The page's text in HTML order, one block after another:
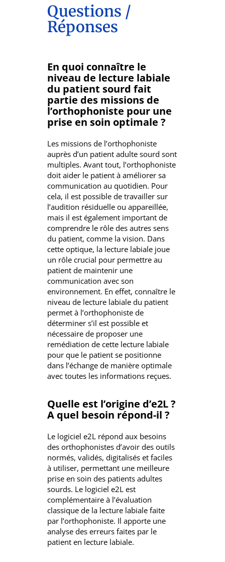
Questions /
Réponses
En quoi connaître le
niveau de lecture labiale
du patient sourd fait
partie des missions de
l’orthophoniste pour une
prise en soin optimale ?
Les missions de l’orthophoniste
auprès d’un patient adulte sourd sont
multiples. Avant tout, l’orthophoniste
doit aider le patient à améliorer sa
communication au quotidien. Pour
cela, il est possible de travailler sur
l’audition résiduelle ou appareillée,
mais il est également important de
comprendre le rôle des autres sens
du patient, comme la vision. Dans
cette optique, la lecture labiale joue
un rôle crucial pour permettre au
patient de maintenir une
communication avec son
environnement. En effet, connaître le
niveau de lecture labiale du patient
permet à l’orthophoniste de
déterminer s’il est possible et
nécessaire de proposer une
remédiation de cette lecture labiale
pour que le patient se positionne
dans l’échange de manière optimale
avec toutes les informations reçues.
Quelle est l’origine d’e2L ?
A quel besoin répond-il ?
Le logiciel e2L répond aux besoins
des orthophonistes d’avoir des outils
normés, validés, digitalisés et faciles
à utiliser, permettant une meilleure
prise en soin des patients adultes
sourds. Le logiciel e2L est
complémentaire à l’évaluation
classique de la lecture labiale faite
par l’orthophoniste. Il apporte une
analyse des erreurs faites par le
patient en lecture labiale.